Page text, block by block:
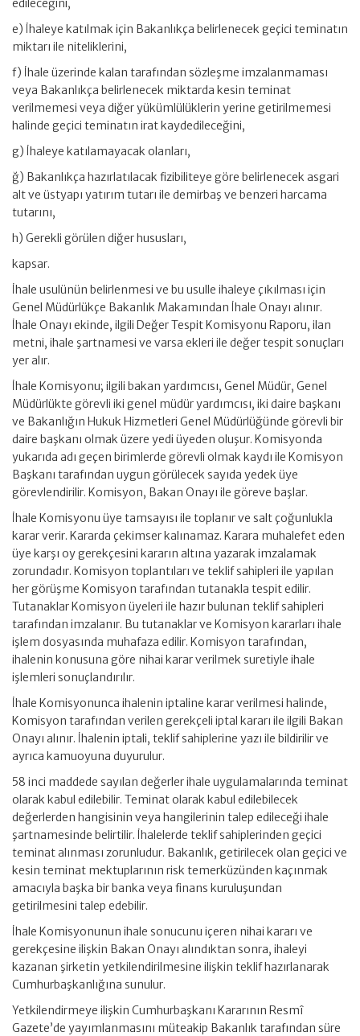
edileceğini,
e) İhaleye katılmak için Bakanlıkça belirlenecek geçici teminatın
miktarı ile niteliklerini,
f) İhale üzerinde kalan tarafından sözleşme imzalanmaması
veya Bakanlıkça belirlenecek miktarda kesin teminat
verilmemesi veya diğer yükümlülüklerin yerine getirilmemesi
halinde geçici teminatın irat kaydedileceğini,
g) İhaleye katılamayacak olanları,
ğ) Bakanlıkça hazırlatılacak fizibiliteye göre belirlenecek asgari
alt ve üstyapı yatırım tutarı ile demirbaş ve benzeri harcama
tutarını,
h) Gerekli görülen diğer hususları,
kapsar.
İhale usulünün belirlenmesi ve bu usulle ihaleye çıkılması için
Genel Müdürlükçe Bakanlık Makamından İhale Onayı alınır.
İhale Onayı ekinde, ilgili Değer Tespit Komisyonu Raporu, ilan
metni, ihale şartnamesi ve varsa ekleri ile değer tespit sonuçları
yer alır.
İhale Komisyonu; ilgili bakan yardımcısı, Genel Müdür, Genel
Müdürlükte görevli iki genel müdür yardımcısı, iki daire başkanı
ve Bakanlığın Hukuk Hizmetleri Genel Müdürlüğünde görevli bir
daire başkanı olmak üzere yedi üyeden oluşur. Komisyonda
yukarıda adı geçen birimlerde görevli olmak kaydı ile Komisyon
Başkanı tarafından uygun görülecek sayıda yedek üye
görevlendirilir. Komisyon, Bakan Onayı ile göreve başlar.
İhale Komisyonu üye tamsayısı ile toplanır ve salt çoğunlukla
karar verir. Kararda çekimser kalınamaz. Karara muhalefet eden
üye karşı oy gerekçesini kararın altına yazarak imzalamak
zorundadır. Komisyon toplantıları ve teklif sahipleri ile yapılan
her görüşme Komisyon tarafından tutanakla tespit edilir.
Tutanaklar Komisyon üyeleri ile hazır bulunan teklif sahipleri
tarafından imzalanır. Bu tutanaklar ve Komisyon kararları ihale
işlem dosyasında muhafaza edilir. Komisyon tarafından,
ihalenin konusuna göre nihai karar verilmek suretiyle ihale
işlemleri sonuçlandırılır.
İhale Komisyonunca ihalenin iptaline karar verilmesi halinde,
Komisyon tarafından verilen gerekçeli iptal kararı ile ilgili Bakan
Onayı alınır. İhalenin iptali, teklif sahiplerine yazı ile bildirilir ve
ayrıca kamuoyuna duyurulur.
58 inci maddede sayılan değerler ihale uygulamalarında teminat
olarak kabul edilebilir. Teminat olarak kabul edilebilecek
değerlerden hangisinin veya hangilerinin talep edileceği ihale
şartnamesinde belirtilir. İhalelerde teklif sahiplerinden geçici
teminat alınması zorunludur. Bakanlık, getirilecek olan geçici ve
kesin teminat mektuplarının risk temerküzünden kaçınmak
amacıyla başka bir banka veya finans kuruluşundan
getirilmesini talep edebilir.
İhale Komisyonunun ihale sonucunu içeren nihai kararı ve
gerekçesine ilişkin Bakan Onayı alındıktan sonra, ihaleyi
kazanan şirketin yetkilendirilmesine ilişkin teklif hazırlanarak
Cumhurbaşkanlığına sunulur.
Yetkilendirmeye ilişkin Cumhurbaşkanı Kararının Resmî
Gazete’de yayımlanmasını müteakip Bakanlık tarafından süre